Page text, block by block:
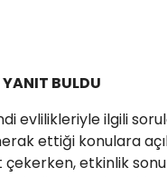
BULDU
evlilikleriyle ilgili
ettiği konulara
çekerken, etkinlik